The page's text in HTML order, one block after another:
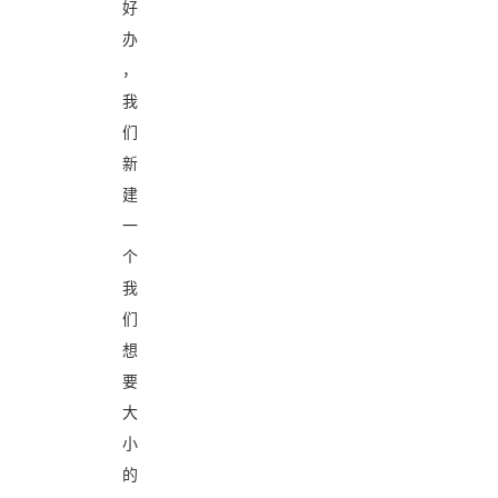
好
办
，
我
们
新
建
一
个
我
们
想
要
大
小
的